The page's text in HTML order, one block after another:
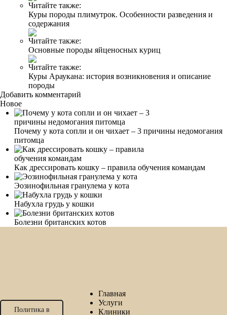
Читайте также:
Куры породы плимутрок. Особенности разведения и
содержания
Читайте также:
Основные породы яйценосных куриц
Читайте также:
Куры Араукана: история возникновения и описание
породы
Добавить комментарий
Новое
Почему у кота сопли и он чихает – 3 причины недомогания
питомца
Как дрессировать кошку – правила обучения командам
Эозинофильная гранулема у кота
Набухла грудь у кошки
Болезни британских котов
Политика в
Главная
Услуги
Клиники